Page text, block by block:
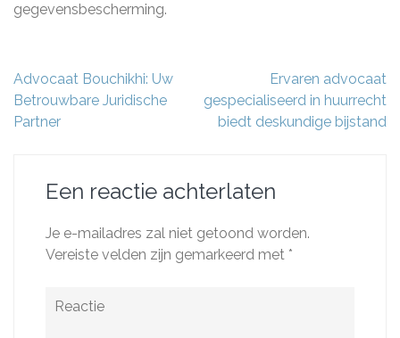
gegevensbescherming.
Berichtnavigatie
Advocaat Bouchikhi: Uw
Betrouwbare Juridische
Partner
Ervaren advocaat
gespecialiseerd in huurrecht
biedt deskundige bijstand
Een reactie achterlaten
Je e-mailadres zal niet getoond worden.
Vereiste velden zijn gemarkeerd met *
Reactie